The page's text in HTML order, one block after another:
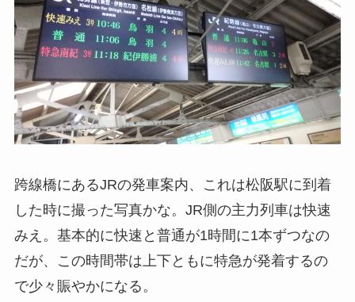
跨線橋にあるJRの発車案内、これは松阪駅に到着
した時に撮った写真かな。JR側の主力列車は快速
みえ。基本的に快速と普通が1時間に1本ずつなの
だが、この時間帯は上下ともに特急が発着するの
で少々賑やかになる。